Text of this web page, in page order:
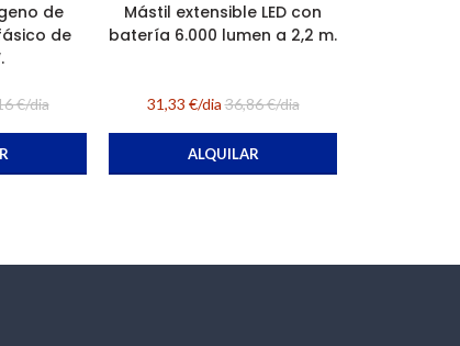
de
de
€/dia
Mástil extensible LED con
batería 6.000 lumen a 2,2 m.
31,33 €/dia36,86 €/dia
ALQUILAR